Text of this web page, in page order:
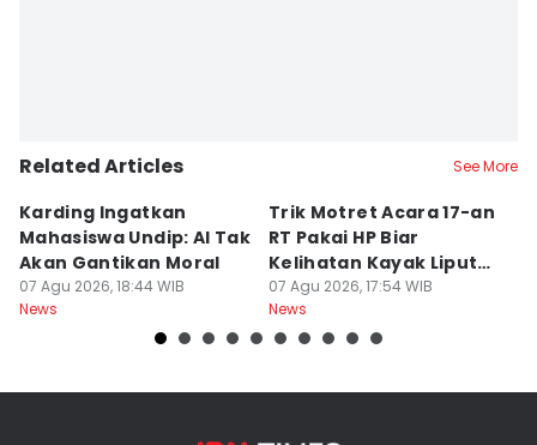
Related Articles See More
Karding Ingatkan
Mahasiswa Undip: AI Tak
Akan Gantikan Moral
07 Agu 2026, 18:44 WIB
News
Trik Motret Acara 17-an
RT Pakai HP Biar
Kelihatan Kayak Liputan
Festival Nasional
07 Agu 2026, 17:54 WIB
News